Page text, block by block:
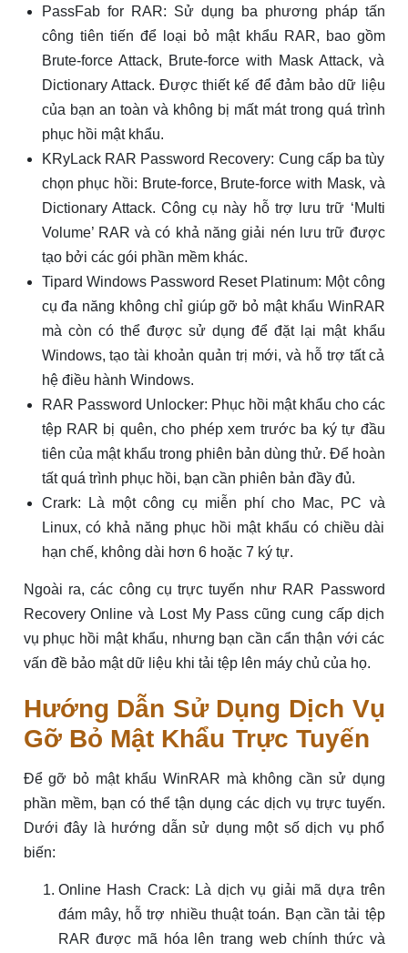
PassFab for RAR: Sử dụng ba phương pháp tấn
công tiên tiến để loại bỏ mật khẩu RAR, bao gồm
Brute-force Attack, Brute-force with Mask Attack, và
Dictionary Attack. Được thiết kế để đảm bảo dữ liệu
của bạn an toàn và không bị mất mát trong quá trình
phục hồi mật khẩu.
KRyLack RAR Password Recovery: Cung cấp ba tùy
chọn phục hồi: Brute-force, Brute-force with Mask, và
Dictionary Attack. Công cụ này hỗ trợ lưu trữ ‘Multi
Volume’ RAR và có khả năng giải nén lưu trữ được
tạo bởi các gói phần mềm khác.
Tipard Windows Password Reset Platinum: Một công
cụ đa năng không chỉ giúp gỡ bỏ mật khẩu WinRAR
mà còn có thể được sử dụng để đặt lại mật khẩu
Windows, tạo tài khoản quản trị mới, và hỗ trợ tất cả
hệ điều hành Windows.
RAR Password Unlocker: Phục hồi mật khẩu cho các
tệp RAR bị quên, cho phép xem trước ba ký tự đầu
tiên của mật khẩu trong phiên bản dùng thử. Để hoàn
tất quá trình phục hồi, bạn cần phiên bản đầy đủ.
Crark: Là một công cụ miễn phí cho Mac, PC và
Linux, có khả năng phục hồi mật khẩu có chiều dài
hạn chế, không dài hơn 6 hoặc 7 ký tự.
Ngoài ra, các công cụ trực tuyến như RAR Password
Recovery Online và Lost My Pass cũng cung cấp dịch
vụ phục hồi mật khẩu, nhưng bạn cần cẩn thận với các
vấn đề bảo mật dữ liệu khi tải tệp lên máy chủ của họ.
Hướng Dẫn Sử Dụng Dịch Vụ
Gỡ Bỏ Mật Khẩu Trực Tuyến
Để gỡ bỏ mật khẩu WinRAR mà không cần sử dụng
phần mềm, bạn có thể tận dụng các dịch vụ trực tuyến.
Dưới đây là hướng dẫn sử dụng một số dịch vụ phổ
biến:
Online Hash Crack: Là dịch vụ giải mã dựa trên
đám mây, hỗ trợ nhiều thuật toán. Bạn cần tải tệp
RAR được mã hóa lên trang web chính thức và